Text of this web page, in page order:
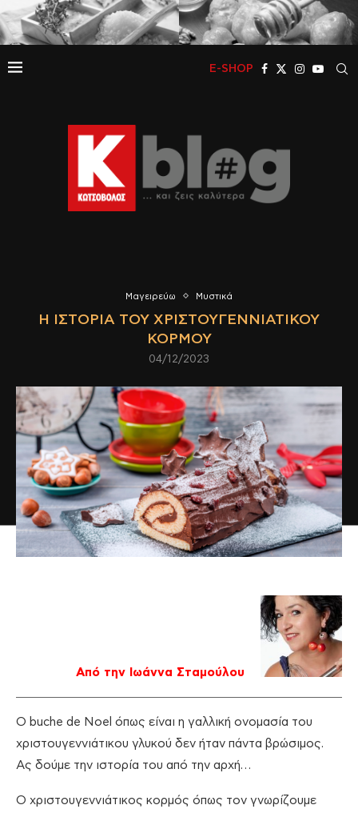
E-SHOP
Μαγειρεύω Μυστικά
Η ΙΣΤΟΡΊΑ ΤΟΥ ΧΡΙΣΤΟΥΓΕΝΝΙΆΤΙΚΟΥ
ΚΟΡΜΟΎ
04/12/2023
Από την Ιωάννα Σταμούλου
Ο buche de Noel όπως είναι η γαλλική ονομασία του
χριστουγεννιάτικου γλυκού δεν ήταν πάντα βρώσιμος.
Ας δούμε την ιστορία του από την αρχή…
Ο χριστουγεννιάτικος κορμός όπως τον γνωρίζουμε